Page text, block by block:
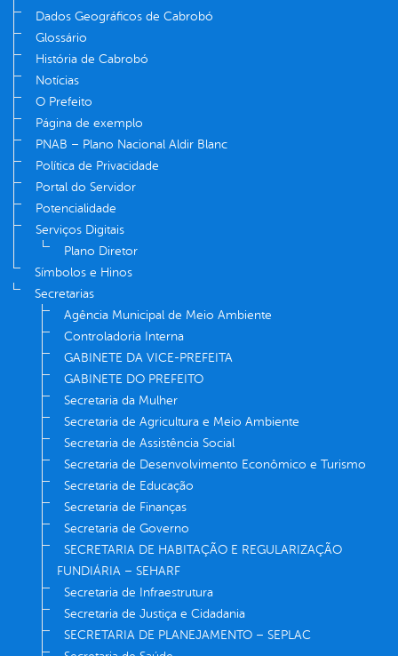
Dados Geográficos de Cabrobó
Glossário
História de Cabrobó
Notícias
O Prefeito
Página de exemplo
PNAB – Plano Nacional Aldir Blanc
Política de Privacidade
Portal do Servidor
Potencialidade
Serviços Digitais
Plano Diretor
Símbolos e Hinos
Secretarias
Agência Municipal de Meio Ambiente
Controladoria Interna
GABINETE DA VICE-PREFEITA
GABINETE DO PREFEITO
Secretaria da Mulher
Secretaria de Agricultura e Meio Ambiente
Secretaria de Assistência Social
Secretaria de Desenvolvimento Econômico e Turismo
Secretaria de Educação
Secretaria de Finanças
Secretaria de Governo
SECRETARIA DE HABITAÇÃO E REGULARIZAÇÃO
FUNDIÁRIA – SEHARF
Secretaria de Infraestrutura
Secretaria de Justiça e Cidadania
SECRETARIA DE PLANEJAMENTO – SEPLAC